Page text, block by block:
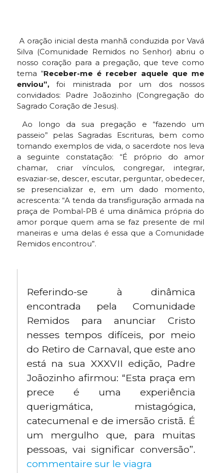
A oração inicial desta manhã conduzida por Vavá
Silva (Comunidade Remidos no Senhor) abriu o
nosso coração para a pregação, que teve como
tema “Receber-me é receber aquele que me
enviou”,foi ministrada por um dos nossos
convidados: Padre Joãozinho (Congregação do
Sagrado Coração de Jesus).
Ao longo da sua pregação e “fazendo um
passeio” pelas Sagradas Escrituras, bem como
tomando exemplos de vida, o sacerdote nos leva
a seguinte constatação: “É próprio do amor
chamar, criar vínculos, congregar, integrar,
esvaziar-se, descer, escutar, perguntar, obedecer,
se presencializar e, em um dado momento,
acrescenta: “A tenda da transfiguração armada na
praça de Pombal-PB é uma dinâmica própria do
amor porque quem ama se faz presente de mil
maneiras e uma delas é essa que a Comunidade
Remidos encontrou”.
Referindo-se à dinâmica
encontrada pela Comunidade
Remidos para anunciar Cristo
nesses tempos difíceis, por meio
do Retiro de Carnaval, que este ano
está na sua XXXVII edição, Padre
Joãozinho afirmou: “Esta praça em
prece é uma experiência
querigmática, mistagógica,
catecumenal e de imersão cristã. É
um mergulho que, para muitas
pessoas, vai significar conversão”.
commentaire sur le viagra